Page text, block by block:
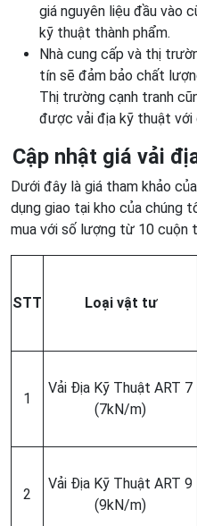
giá nguyên liệu đầu vào
kỹ thuật thành phẩm.
Nhà cung cấp và thị
tín sẽ đảm bảo chất
Thị trường cạnh tranh
được vải địa kỹ thuật với
Cập nhật giá vải
Dưới đây là giá tham khảo
dụng giao tại kho của chúng
mua với số lượng từ 10 cuộn
STT Loại vật tư
1
Vải Địa Kỹ Thuật ART 7
(7kN/m)
2
Vải Địa Kỹ Thuật ART 9
(9kN/m)